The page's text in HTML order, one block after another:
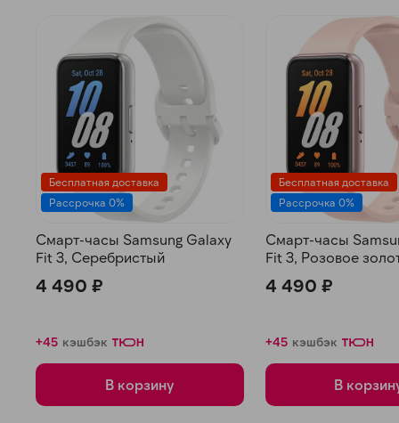
Бесплатная доставка
Рассрочка 0%
Смарт-часы Samsung Galaxy
Fit 3, Серебристый
4 490 ₽
+45 кэшбэк
В корзину
Бесплатная доставка
Рассрочка 0%
Смарт-часы
Fit 3, Розовое
4 490 ₽
+45 кэшбэк
В